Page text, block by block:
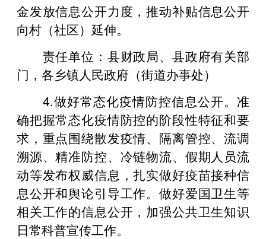
金发放信息公开力度，推动补贴信息公开
向村（社区）延伸。
责任单位：县财政局、县政府有关部
门，各乡镇人民政府（街道办事处）
4.做好常态化疫情防控信息公开。准
确把握常态化疫情防控的阶段性特征和要
求，重点围绕散发疫情、隔离管控、流调
溯源、精准防控、冷链物流、假期人员流
动等发布权威信息，扎实做好疫苗接种信
息公开和舆论引导工作。做好爱国卫生等
相关工作的信息公开，加强公共卫生知识
日常科普宣传工作。